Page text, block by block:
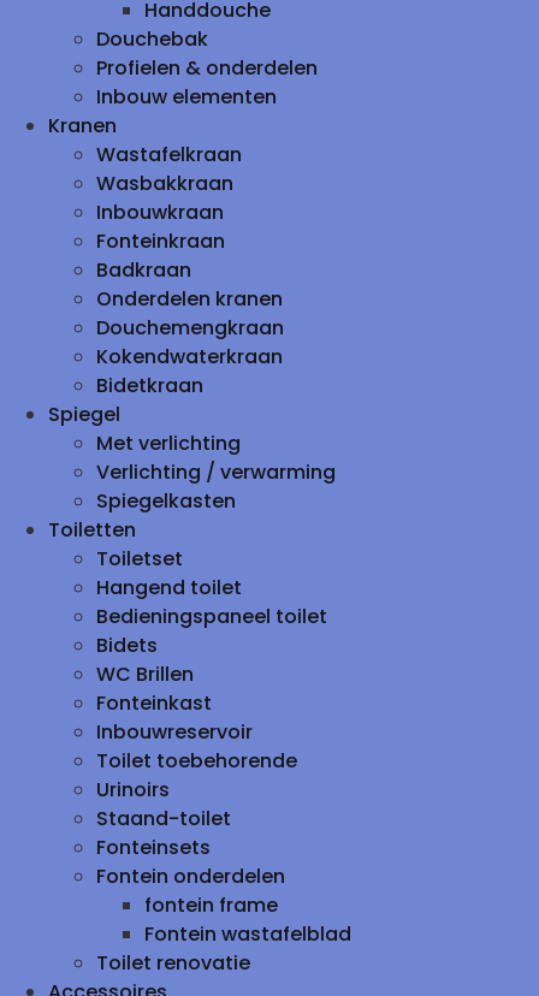
Handdouche
Douchebak
Profielen & onderdelen
Inbouw elementen
Kranen
Wastafelkraan
Wasbakkraan
Inbouwkraan
Fonteinkraan
Badkraan
Onderdelen kranen
Douchemengkraan
Kokendwaterkraan
Bidetkraan
Spiegel
Met verlichting
Verlichting / verwarming
Spiegelkasten
Toiletten
Toiletset
Hangend toilet
Bedieningspaneel toilet
Bidets
WC Brillen
Fonteinkast
Inbouwreservoir
Toilet toebehorende
Urinoirs
Staand-toilet
Fonteinsets
Fontein onderdelen
fontein frame
Fontein wastafelblad
Toilet renovatie